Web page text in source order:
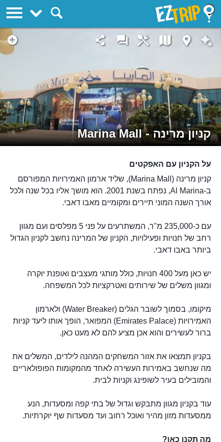
קניון מרינה - Marina Mall
על הקניון עם האפקטים
קניון מרינה (Marina Mall), שליד ארמון האמירויות המפורסם
ב-Al Marina, נפתח בשנת 2001. הוא מושך אליו בכל שנה ולכל
אורך השנה המוני תיירים ומקומיים מאבו דאבי.
עם כ-235,000 מ"ר, המשתרעים על פני 5 מפלסים ועם מגוון
רחב של חנויות ופעילויות, הקניון של המרינה נחשב לקניון הגדול
ביותר באבו דאבי.
יש כאן מעל 400 חנויות, כולל מותגי מעצבים ואופנת יוקרה
ומגוון משלים של שירותים ואטרקציות לכל המשפחה.
מיקומו, בסמוך לשובר הגלים (Water Breaker) ולארמון
האמירויות (Emirates Palace) המפואר, הופך אותו ליעד קניות
ברור לעשירים והוא אכן מציע להם לא מעט כאן.
בקניון תמצאו את אזור המשחקים המהנה לילדים, המשלים את
מה שנחשב באמירות העשירה לאחד מהמקומות הפופולאריים
והמובילים בעיר לשופינג וקניות לבית.
עוד בקניון מגוון מתבקש וגדול של בתי קפה ומסעדות, הנע
ממסעדות מזון מהיר ואוכל רחוב ועד מסעדות שף יוקרתיות.
מה תקנו כאן?
EZTrip